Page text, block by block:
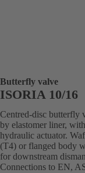
Butterfly valve
ISORIA 10/16
Centred-disc butterfly
by elastomer liner,
hydraulic actuator.
(T4) or flanged body
for downstream
Connections to EN,